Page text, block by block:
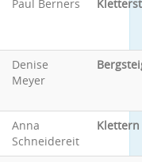
Paul Berners
Denise
Meyer
Anna
Schneidereit
Klettern